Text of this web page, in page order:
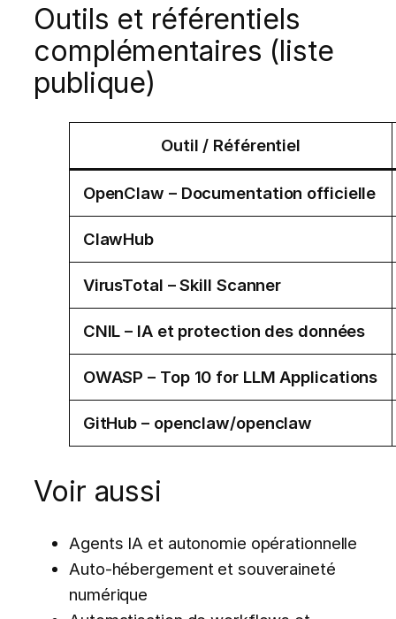
Outils et référentiels
complémentaires (liste
publique)
Outil / Référentiel
OpenClaw – Documentation officielle
ClawHub
VirusTotal – Skill Scanner
CNIL – IA et protection des données
OWASP – Top 10 for LLM Applications
GitHub – openclaw/openclaw
Voir aussi
Agents IA et autonomie opérationnelle
Auto-hébergement et souveraineté
numérique